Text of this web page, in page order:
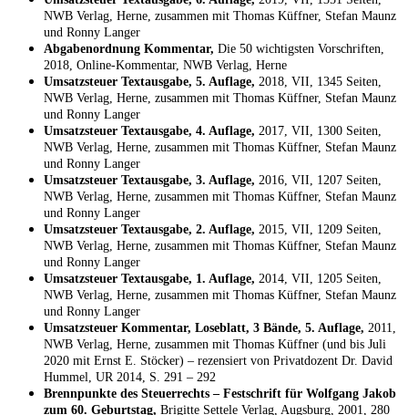
NWB Verlag, Herne, zusammen mit Thomas Küffner, Stefan Maunz
und Ronny Langer
Abgabenordnung Kommentar, Die 50 wichtigsten Vorschriften,
2018, Online-Kommentar, NWB Verlag, Herne
Umsatzsteuer Textausgabe, 5. Auflage, 2018, VII, 1345 Seiten,
NWB Verlag, Herne, zusammen mit Thomas Küffner, Stefan Maunz
und Ronny Langer
Umsatzsteuer Textausgabe, 4. Auflage, 2017, VII, 1300 Seiten,
NWB Verlag, Herne, zusammen mit Thomas Küffner, Stefan Maunz
und Ronny Langer
Umsatzsteuer Textausgabe, 3. Auflage, 2016, VII, 1207 Seiten,
NWB Verlag, Herne, zusammen mit Thomas Küffner, Stefan Maunz
und Ronny Langer
Umsatzsteuer Textausgabe, 2. Auflage, 2015, VII, 1209 Seiten,
NWB Verlag, Herne, zusammen mit Thomas Küffner, Stefan Maunz
und Ronny Langer
Umsatzsteuer Textausgabe, 1. Auflage, 2014, VII, 1205 Seiten,
NWB Verlag, Herne, zusammen mit Thomas Küffner, Stefan Maunz
und Ronny Langer
Umsatzsteuer Kommentar, Loseblatt, 3 Bände, 5. Auflage, 2011,
NWB Verlag, Herne, zusammen mit Thomas Küffner (und bis Juli
2020 mit Ernst E. Stöcker) – rezensiert von Privatdozent Dr. David
Hummel, UR 2014, S. 291 – 292
Brennpunkte des Steuerrechts – Festschrift für Wolfgang Jakob
zum 60. Geburtstag, Brigitte Settele Verlag, Augsburg, 2001, 280